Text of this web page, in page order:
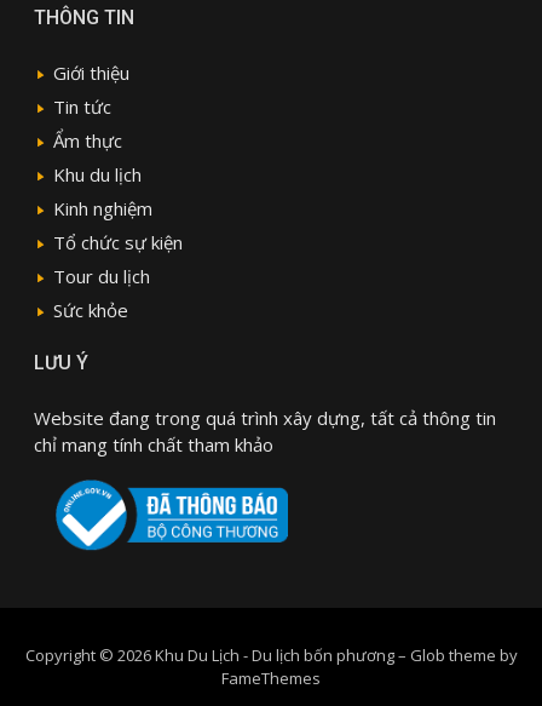
THÔNG TIN
Giới thiệu
Tin tức
Ẩm thực
Khu du lịch
Kinh nghiệm
Tổ chức sự kiện
Tour du lịch
Sức khỏe
LƯU Ý
Website đang trong quá trình xây dựng, tất cả thông tin
chỉ mang tính chất tham khảo
Copyright © 2026 Khu Du Lịch - Du lịch bốn phương– Glob theme by
FameThemes